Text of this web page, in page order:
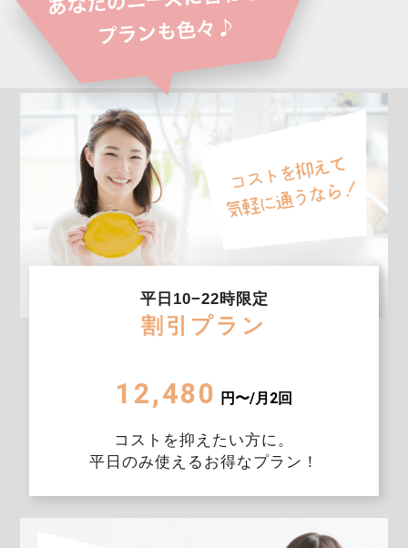
平日10−22時限定
割引プラン
12,480 円〜/月2回
コストを抑えたい方に。
平日のみ使えるお得なプラン！